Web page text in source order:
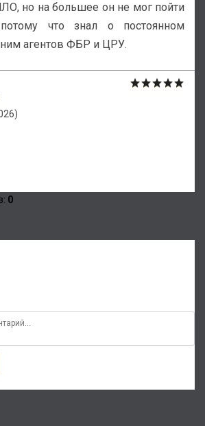
но на большее он не мог пойти
что знал о постоянном
агентов ФБР и ЦРУ.
: 0